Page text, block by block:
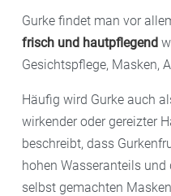
Gurke findet man vor
frisch und hautpflegend
Gesichtspflege, Masken,
Häufig wird Gurke auch
wirkender oder gereizter
beschreibt, dass
hohen Wasseranteils
selbst gemachten Masken